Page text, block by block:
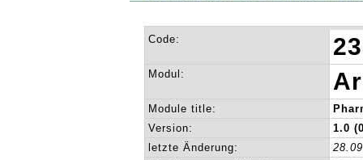
Code:
Modul:
Module title:
Version:
1.0
letzte Änderung: